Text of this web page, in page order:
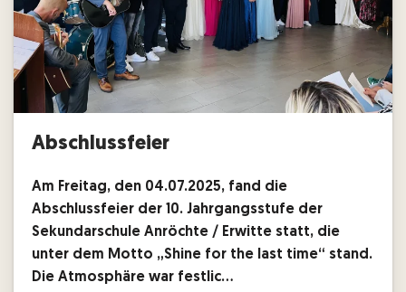
Abschlussfeier
Am Freitag, den 04.07.2025, fand die
Abschlussfeier der 10. Jahrgangsstufe der
Sekundarschule Anröchte / Erwitte statt, die
unter dem Motto „Shine for the last time“ stand.
Die Atmosphäre war festlic…